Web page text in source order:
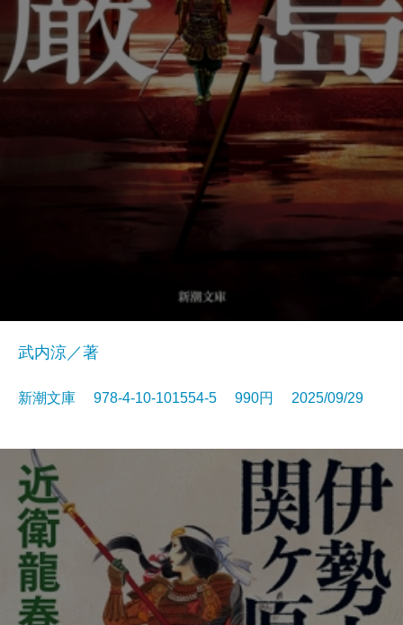
武内涼／著
新潮文庫 978-4-10-101554-5 990円 2025/09/29